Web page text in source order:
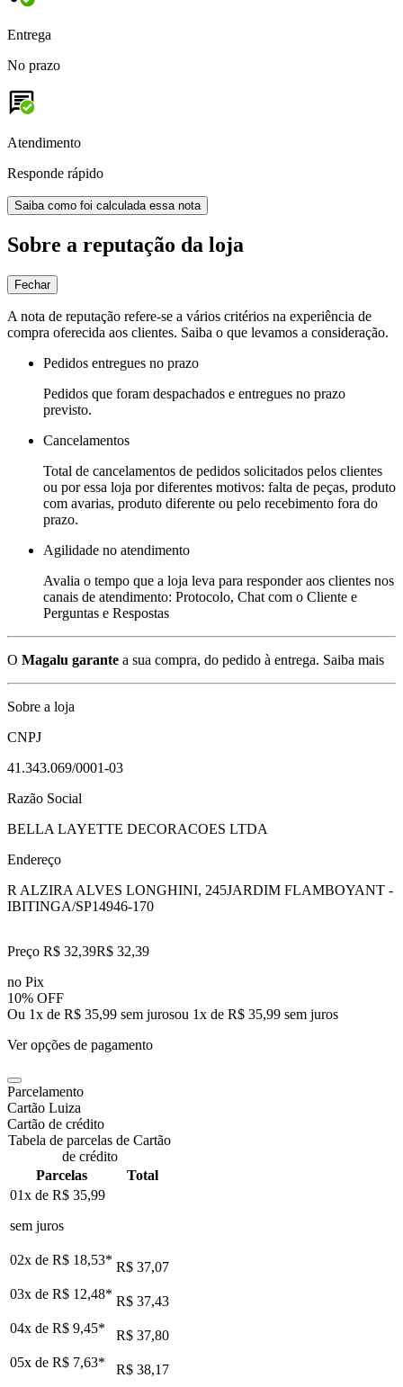
Entrega
No prazo
Atendimento
Responde rápido
Saiba como foi calculada essa nota
Sobre a reputação da loja
Fechar
A nota de reputação refere-se a vários critérios na experiência de
compra oferecida aos clientes. Saiba o que levamos a consideração.
Pedidos entregues no prazo
Pedidos que foram despachados e entregues no prazo
previsto.
Cancelamentos
Total de cancelamentos de pedidos solicitados pelos clientes
ou por essa loja por diferentes motivos: falta de peças, produto
com avarias, produto diferente ou pelo recebimento fora do
prazo.
Agilidade no atendimento
Avalia o tempo que a loja leva para responder aos clientes nos
canais de atendimento: Protocolo, Chat com o Cliente e
Perguntas e Respostas
O Magalu garante a sua compra, do pedido à entrega. Saiba mais
Sobre a loja
CNPJ
41.343.069/0001-03
Razão Social
BELLA LAYETTE DECORACOES LTDA
Endereço
R ALZIRA ALVES LONGHINI, 245JARDIM FLAMBOYANT -
IBITINGA/SP14946-170
Preço R$ 32,39R$ 32,39
no Pix
10% OFF
Ou 1x de R$ 35,99 sem jurosou 1x de R$ 35,99 sem juros
Ver opções de pagamento
Parcelamento
Cartão Luiza
Cartão de crédito
Tabela de parcelas de Cartão
de crédito
Parcelas
Total
01x de R$ 35,99
sem juros
02x de R$ 18,53* R$ 37,07
03x de R$ 12,48* R$ 37,43
04x de R$ 9,45*
R$ 37,80
05x de R$ 7,63*
R$ 38,17